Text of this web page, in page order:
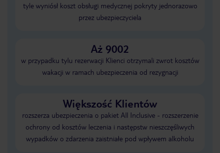
tyle wyniósł koszt obsługi medycznej pokryty jednorazowo
przez ubezpieczyciela
Aż 9002
w przypadku tylu rezerwacji Klienci otrzymali zwrot kosztów
wakacji w ramach ubezpieczenia od rezygnacji
Większość Klientów
rozszerza ubezpieczenia o pakiet All Inclusive - rozszerzenie
ochrony od kosztów leczenia i następstw nieszczęśliwych
wypadków o zdarzenia zaistniałe pod wpływem alkoholu